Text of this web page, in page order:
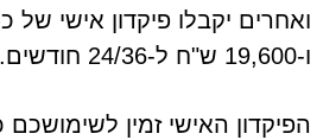
ו-19,600 ש"ח ל-24/36 חודשים.
הפיקדון האישי זמין